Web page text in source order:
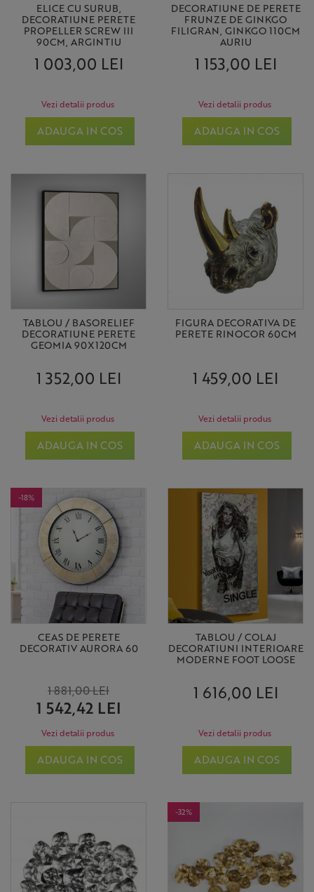
ELICE CU SURUB,
DECORATIUNE PERETE
PROPELLER SCREW III
90CM, ARGINTIU
1 003,00 LEI
Vezi detalii produs
ADAUGA IN COS
DECORATIUNE DE PERETE
FRUNZE DE GINKGO
FILIGRAN, GINKGO 110CM
AURIU
1 153,00 LEI
Vezi detalii produs
ADAUGA IN COS
TABLOU / BASORELIEF
DECORATIUNE PERETE
GEOMIA 90X120CM
1 352,00 LEI
Vezi detalii produs
ADAUGA IN COS
FIGURA DECORATIVA DE
PERETE RINOCOR 60CM
1 459,00 LEI
Vezi detalii produs
ADAUGA IN COS
-18%
CEAS DE PERETE
DECORATIV AURORA 60
1 881,00 LEI
1 542,42 LEI
Vezi detalii produs
ADAUGA IN COS
TABLOU / COLAJ
DECORATIUNI INTERIOARE
MODERNE FOOT LOOSE
1 616,00 LEI
Vezi detalii produs
ADAUGA IN COS
-32%